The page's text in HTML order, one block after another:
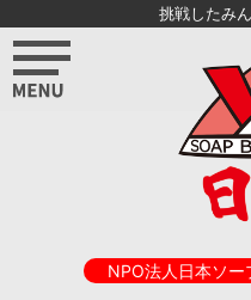
挑戦したみ
NPO法人日本ソ